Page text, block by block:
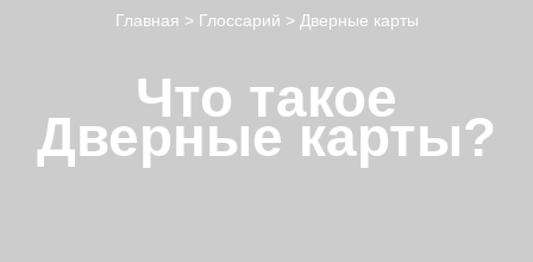
Главная > Глоссарий > Дверные карты
Что такое
Дверные карты?